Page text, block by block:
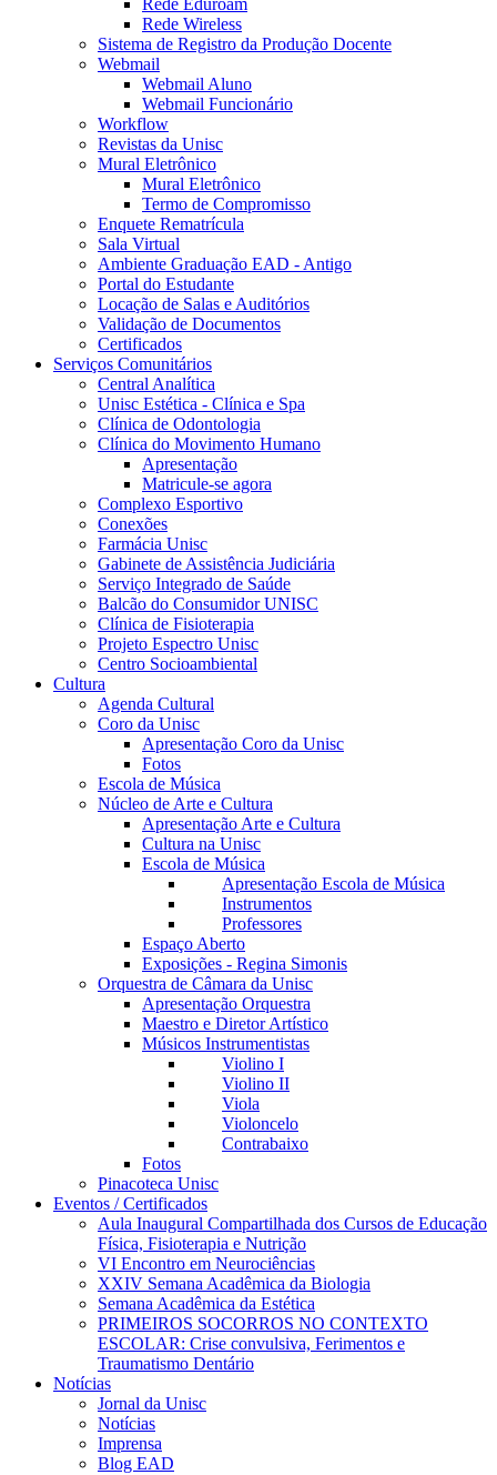
Rede Eduroam
Rede Wireless
Sistema de Registro da Produção Docente
Webmail
Webmail Aluno
Webmail Funcionário
Workflow
Revistas da Unisc
Mural Eletrônico
Mural Eletrônico
Termo de Compromisso
Enquete Rematrícula
Sala Virtual
Ambiente Graduação EAD - Antigo
Portal do Estudante
Locação de Salas e Auditórios
Validação de Documentos
Certificados
Serviços Comunitários
Central Analítica
Unisc Estética - Clínica e Spa
Clínica de Odontologia
Clínica do Movimento Humano
Apresentação
Matricule-se agora
Complexo Esportivo
Conexões
Farmácia Unisc
Gabinete de Assistência Judiciária
Serviço Integrado de Saúde
Balcão do Consumidor UNISC
Clínica de Fisioterapia
Projeto Espectro Unisc
Centro Socioambiental
Cultura
Agenda Cultural
Coro da Unisc
Apresentação Coro da Unisc
Fotos
Escola de Música
Núcleo de Arte e Cultura
Apresentação Arte e Cultura
Cultura na Unisc
Escola de Música
Apresentação Escola de Música
Instrumentos
Professores
Espaço Aberto
Exposições - Regina Simonis
Orquestra de Câmara da Unisc
Apresentação Orquestra
Maestro e Diretor Artístico
Músicos Instrumentistas
Violino I
Violino II
Viola
Violoncelo
Contrabaixo
Fotos
Pinacoteca Unisc
Eventos / Certificados
Aula Inaugural Compartilhada dos Cursos de Educação
Física, Fisioterapia e Nutrição
VI Encontro em Neurociências
XXIV Semana Acadêmica da Biologia
Semana Acadêmica da Estética
PRIMEIROS SOCORROS NO CONTEXTO
ESCOLAR: Crise convulsiva, Ferimentos e
Traumatismo Dentário
Notícias
Jornal da Unisc
Notícias
Imprensa
Blog EAD